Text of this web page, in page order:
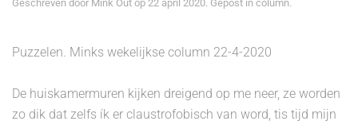
Geschreven door Mink Out op 22 april 2020. Gepost in column.
Puzzelen. Minks wekelijkse column 22-4-2020
De huiskamermuren kijken dreigend op me neer, ze worden
zo dik dat zelfs ík er claustrofobisch van word, tis tijd mijn